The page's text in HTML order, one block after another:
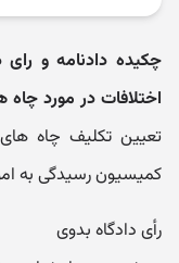
چکیده دادنامه و
اختلافات در مورد چاه
تعیین تکلیف چاه
کمیسیون رسیدگی به
رأی دادگاه بدوی